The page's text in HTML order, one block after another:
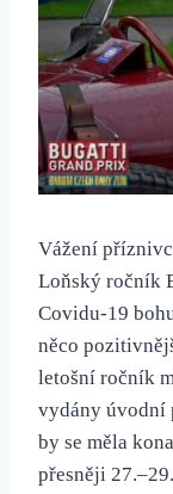
Vážení
Loňský ročník
Covidu-19
něco
letošní ročník
vydány úvodní
by se měla
přesněji